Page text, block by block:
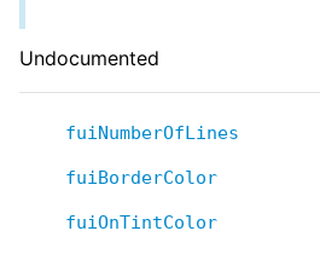
Undocumented
fuiNumberOfLines
fuiBorderColor
fuiOnTintColor